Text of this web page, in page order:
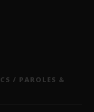
/ PAROLES &